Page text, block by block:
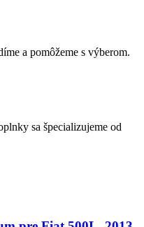
a pomôžeme s výberom.
sa špecializujeme od